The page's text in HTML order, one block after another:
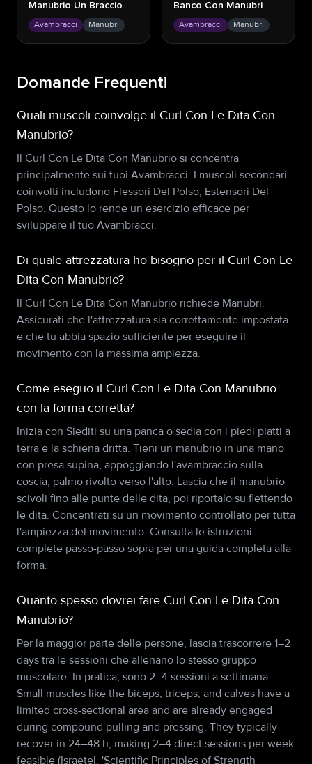
Manubrio Un Braccio
Avambracci Manubri
Banco Con Manubri
Avambracci Manubri
Domande Frequenti
Quali muscoli coinvolge il Curl Con Le Dita Con
Manubrio?
Il Curl Con Le Dita Con Manubrio si concentra
principalmente sui tuoi Avambracci. I muscoli secondari
coinvolti includono Flessori Del Polso, Estensori Del
Polso. Questo lo rende un esercizio efficace per
sviluppare il tuo Avambracci.
Di quale attrezzatura ho bisogno per il Curl Con Le
Dita Con Manubrio?
Il Curl Con Le Dita Con Manubrio richiede Manubri.
Assicurati che l'attrezzatura sia correttamente impostata
e che tu abbia spazio sufficiente per eseguire il
movimento con la massima ampiezza.
Come eseguo il Curl Con Le Dita Con Manubrio
con la forma corretta?
Inizia con Siediti su una panca o sedia con i piedi piatti a
terra e la schiena dritta. Tieni un manubrio in una mano
con presa supina, appoggiando l'avambraccio sulla
coscia, palmo rivolto verso l'alto. Lascia che il manubrio
scivoli fino alle punte delle dita, poi riportalo su flettendo
le dita. Concentrati su un movimento controllato per tutta
l'ampiezza del movimento. Consulta le istruzioni
complete passo-passo sopra per una guida completa alla
forma.
Quanto spesso dovrei fare Curl Con Le Dita Con
Manubrio?
Per la maggior parte delle persone, lascia trascorrere 1–2
days tra le sessioni che allenano lo stesso gruppo
muscolare. In pratica, sono 2–4 sessioni a settimana.
Small muscles like the biceps, triceps, and calves have a
limited cross-sectional area and are already engaged
during compound pulling and pressing. They typically
recover in 24–48 h, making 2–4 direct sessions per week
feasible (Israetel, 'Scientific Principles of Strength